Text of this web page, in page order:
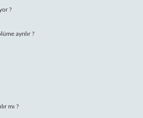
?
ayrılır ?
mı ?